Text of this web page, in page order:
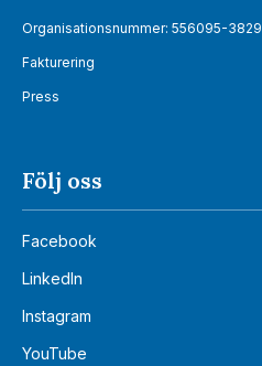
Organisationsnummer: 556095-3829
Fakturering
Press
Följ oss
Facebook
LinkedIn
Instagram
YouTube